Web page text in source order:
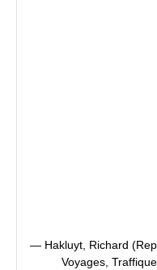
— Hakluyt, Richard
Voyages,